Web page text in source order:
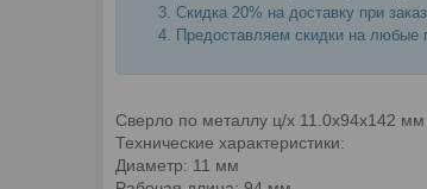
Скидка 20% на доставку при
Предоставляем скидки на любые
Сверло по металлу ц/х 11.0х94х142
Технические характеристики:
Диаметр: 11 мм